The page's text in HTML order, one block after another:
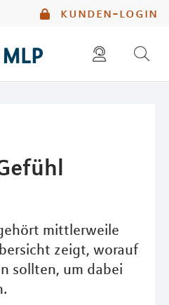
kunden-login
mittlerweile
zeigt, worauf
sollten, um dabei